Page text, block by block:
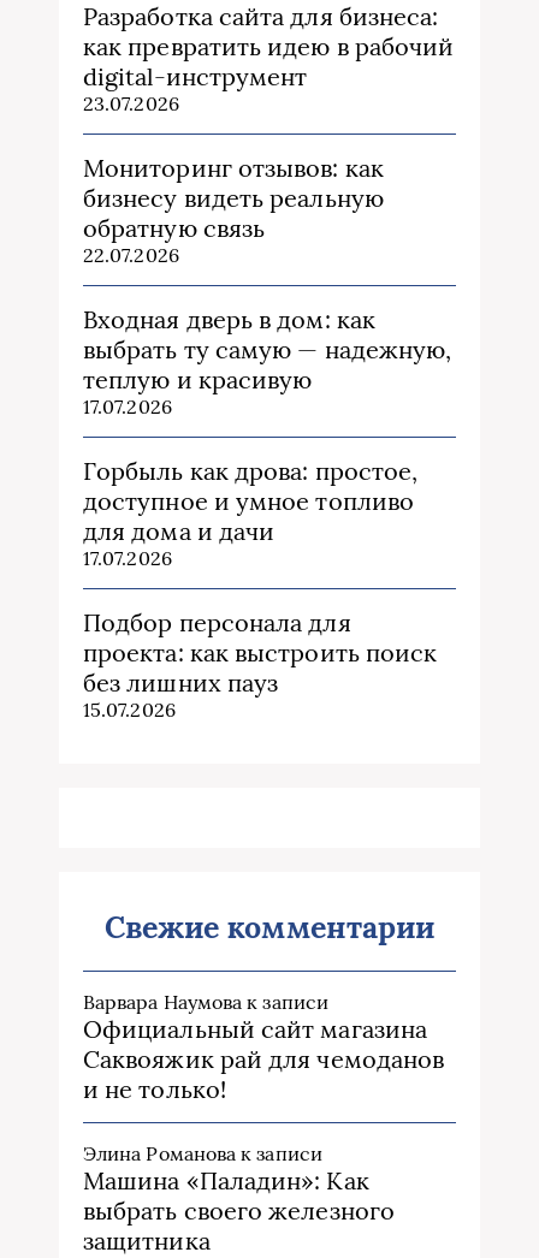
Разработка сайта для бизнеса:
как превратить идею в рабочий
digital-инструмент
23.07.2026
Мониторинг отзывов: как
бизнесу видеть реальную
обратную связь
22.07.2026
Входная дверь в дом: как
выбрать ту самую — надежную,
теплую и красивую
17.07.2026
Горбыль как дрова: простое,
доступное и умное топливо
для дома и дачи
17.07.2026
Подбор персонала для
проекта: как выстроить поиск
без лишних пауз
15.07.2026
Свежие комментарии
Варвара Наумова к записи
Официальный сайт магазина
Саквояжик рай для чемоданов
и не только!
Элина Романова к записи
Машина «Паладин»: Как
выбрать своего железного
защитника